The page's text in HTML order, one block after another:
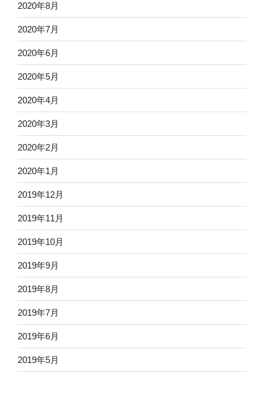
2020年8月
2020年7月
2020年6月
2020年5月
2020年4月
2020年3月
2020年2月
2020年1月
2019年12月
2019年11月
2019年10月
2019年9月
2019年8月
2019年7月
2019年6月
2019年5月